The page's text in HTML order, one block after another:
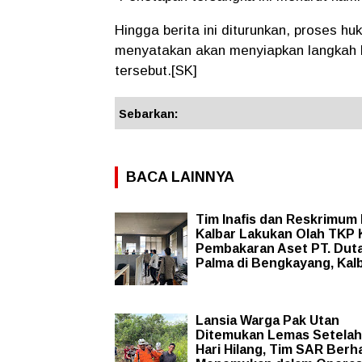
Hingga berita ini diturunkan, proses
menyatakan akan menyiapkan
tersebut.[SK]
Sebarkan:
BACA LAINNYA
Tim Inafis dan Reskrimum
Kalbar Lakukan Olah TKP
Pembakaran Aset PT.
Palma di Bengkayang,
Lansia Warga Pak Utan
Ditemukan Lemas
Hari Hilang, Tim SAR